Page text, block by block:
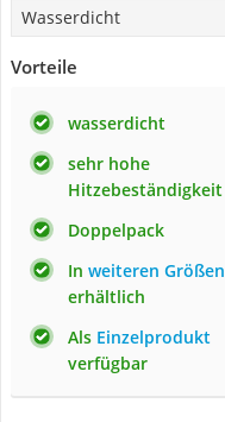
Wasserdicht
Vorteile
wasserdicht
sehr hohe
Hitzebeständigkeit
Doppelpack
In weiteren Größen
erhältlich
Als Einzelprodukt
verfügbar